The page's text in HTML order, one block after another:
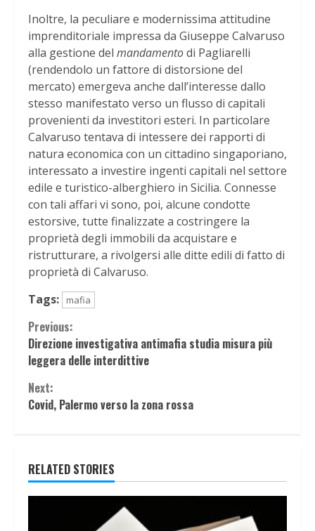
Inoltre, la peculiare e modernissima attitudine
imprenditoriale impressa da Giuseppe Calvaruso
alla gestione del mandamentodi Pagliarelli
(rendendolo un fattore di distorsione del
mercato) emergeva anche dall’interesse dallo
stesso manifestato verso un flusso di capitali
provenienti da investitori esteri. In particolare
Calvaruso tentava di intessere dei rapporti di
natura economica con un cittadino singaporiano,
interessato a investire ingenti capitali nel settore
edile e turistico-alberghiero in Sicilia. Connesse
con tali affari vi sono, poi, alcune condotte
estorsive, tutte finalizzate a costringere la
proprietà degli immobili da acquistare e
ristrutturare, a rivolgersi alle ditte edili di fatto di
proprietà di Calvaruso.
Tags:
mafia
Continue
Reading
Previous:
Direzione investigativa antimafia studia misura più
leggera delle interdittive
Next:
Covid, Palermo verso la zona rossa
RELATED STORIES